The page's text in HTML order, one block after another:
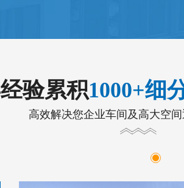
验累积1000+细
高效解决您企业车间及高大空